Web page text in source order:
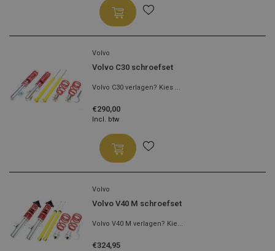
Volvo
Volvo C30 schroefset
Volvo C30 verlagen? Kies ...
€290,00
Incl. btw
Volvo
Volvo V40 M schroefset
Volvo V40 M verlagen? Kie...
€324,95